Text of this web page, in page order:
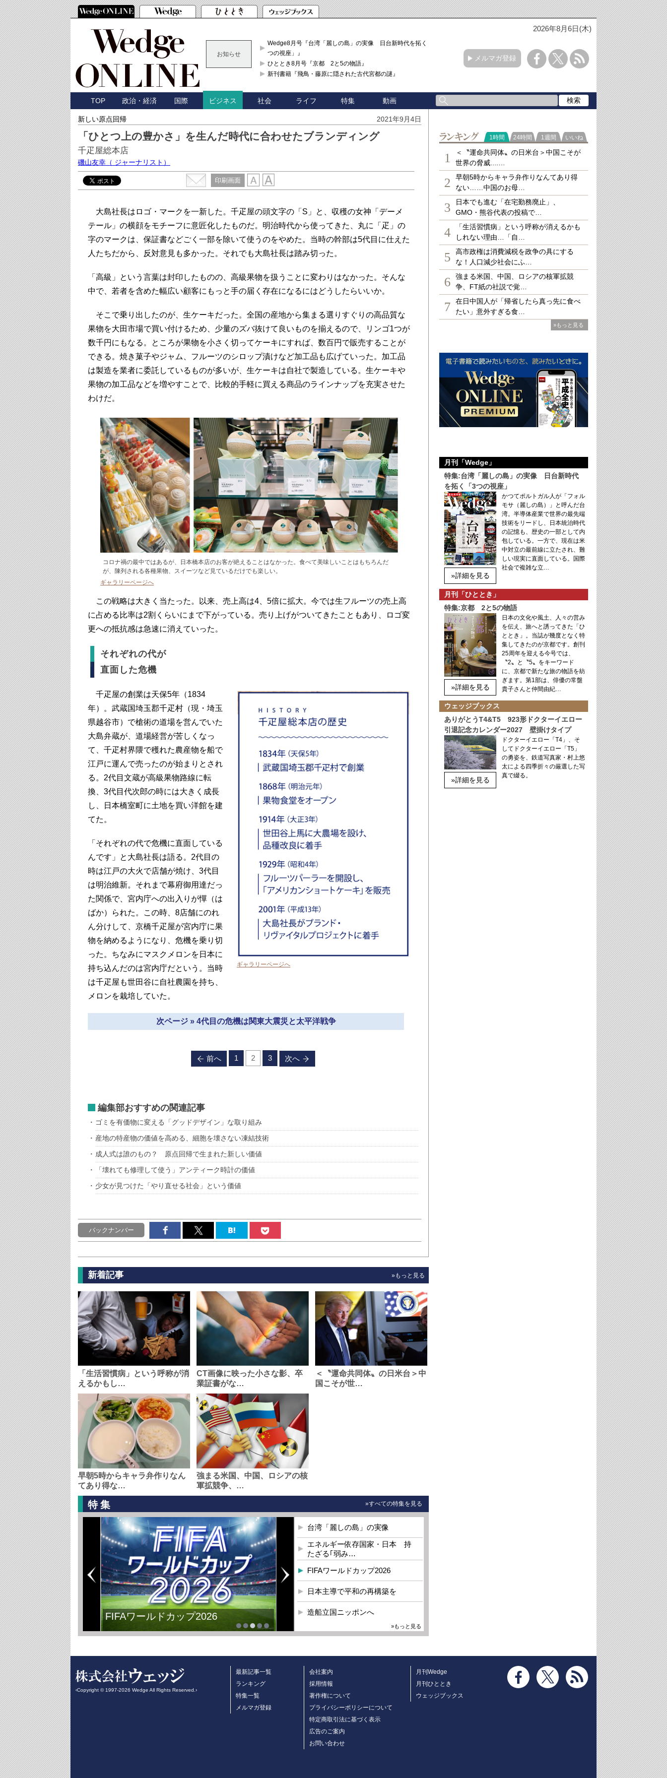
2026年8月6日(木)
お知らせ
Wedge8月号『台湾「麗しの島」の実像 日台新時代を拓く「3
つの視座」』
ひととき8月号『京都 2と5の物語』
新刊書籍『飛鳥・藤原に隠された古代宮都の謎』
メルマガ登録
TOP 政治・経済 国際 ビジネス 社会 ライフ 特集 動画
新しい原点回帰 2021年9月4日
「ひとつ上の豊かさ」を生んだ時代に合わせたブランディング
千疋屋総本店
磯山友幸 （ ジャーナリスト）
印刷画面
大島社長はロゴ・マークを一新した。千疋屋の頭文字の「S」と、収穫の女神「デーメ
テール」の横顔をモチーフに意匠化したものだ。明治時代から使ってきた、丸に「疋」の
字のマークは、保証書などごく一部を除いて使うのをやめた。当時の幹部は5代目に仕えた
人たちだから、反対意見も多かった。それでも大島社長は踏み切った。
「高級」という言葉は封印したものの、高級果物を扱うことに変わりはなかった。そんな
中で、若者を含めた幅広い顧客にもっと手の届く存在になるにはどうしたらいいか。
そこで乗り出したのが、生ケーキだった。全国の産地から集まる選りすぐりの高品質な
果物を大田市場で買い付けるため、少量のズバ抜けて良いものを揃えるので、リンゴ1つが
数千円にもなる。ところが果物を小さく切ってケーキにすれば、数百円で販売することが
できる。焼き菓子やジャム、フルーツのシロップ漬けなど加工品も広げていった。加工品
は製造を業者に委託しているものが多いが、生ケーキは自社で製造している。生ケーキや
果物の加工品などを増やすことで、比較的手軽に買える商品のラインナップを充実させた
わけだ。
コロナ禍の最中ではあるが、日本橋本店のお客が絶えることはなかった。食べて美味しいことはもちろんだ
が、陳列される各種果物、スイーツなど見ているだけでも楽しい。
ギャラリーページへ
この戦略は大きく当たった。以来、売上高は4、5倍に拡大。今では生フルーツの売上高
に占める比率は2割くらいにまで下がっている。売り上げがついてきたこともあり、ロゴ変
更への抵抗感は急速に消えていった。
それぞれの代が
直面した危機
ギャラリーページへ
千疋屋の創業は天保5年（1834
年）。武蔵国埼玉郡千疋村（現・埼玉
県越谷市）で槍術の道場を営んでいた
大島弁蔵が、道場経営が苦しくなっ
て、千疋村界隈で穫れた農産物を船で
江戸に運んで売ったのが始まりとされ
る。2代目文蔵が高級果物路線に転
換、3代目代次郎の時には大きく成長
し、日本橋室町に土地を買い洋館を建
てた。
「それぞれの代で危機に直面している
んです」と大島社長は語る。2代目の
時は江戸の大火で店舗が焼け、3代目
は明治維新。それまで幕府御用達だっ
た関係で、宮内庁への出入りが憚（は
ばか）られた。この時、8店舗にのれ
ん分けして、京橋千疋屋が宮内庁に果
物を納めるようになり、危機を乗り切
った。ちなみにマスクメロンを日本に
持ち込んだのは宮内庁だという。当時
は千疋屋も世田谷に自社農園を持ち、
メロンを栽培していた。
次ページ » 4代目の危機は関東大震災と太平洋戦争
前へ 1 2 3 次へ
編集部おすすめの関連記事
ゴミを有価物に変える「グッドデザイン」な取り組み
産地の特産物の価値を高める、細胞を壊さない凍結技術
成人式は誰のもの？ 原点回帰で生まれた新しい価値
「壊れても修理して使う」アンティーク時計の価値
少女が見つけた「やり直せる社会」という価値
バックナンバー
新着記事 »もっと見る
「生活習慣病」という呼称が消
えるかもし…
CT画像に映った小さな影、卒
業証書がな…
＜〝運命共同体〟の日米台＞中
国こそが世…
早朝5時からキャラ弁作りなん
てあり得な…
強まる米国、中国、ロシアの核
軍拡競争、…
特集 »すべての特集を見る
FIFAワールドカップ2026
台湾「麗しの島」の実像
エネルギー依存国家・日本 持
たざる｢弱み…
FIFAワールドカップ2026
日本主導で平和の再構築を
造船立国ニッポンへ
»もっと見る
ランキング
1時間 24時間 1週間 いいね
1
＜〝運命共同体〟の日米台＞中国こそが
世界の脅威....…
2
早朝5時からキャラ弁作りなんてあり得
ない……中国のお母…
3
日本でも進む「在宅勤務廃止」、
GMO・熊谷代表の投稿で…
4
「生活習慣病」という呼称が消えるかも
しれない理由…「自…
5
高市政権は消費減税を政争の具にする
な！人口減少社会にふ…
6
強まる米国、中国、ロシアの核軍拡競
争、FT紙の社説で覚…
7
在日中国人が「帰省したら真っ先に食べ
たい」意外すぎる食…
»もっと見る
月刊「Wedge」
特集:台湾「麗しの島」の実像 日台新時代
を拓く「3つの視座」
»詳細を見る
かつてポルトガル人が「フォル
モサ（麗しの島）」と呼んだ台
湾。半導体産業で世界の最先端
技術をリードし、日本統治時代
の記憶も、歴史の一部として内
包している。一方で、現在は米
中対立の最前線に立たされ、難
しい現実に直面している。国際
社会で複雑な立…
月刊「ひととき」
特集:京都 2と5の物語
»詳細を見る
日本の文化や風土、人々の営み
を伝え、旅へと誘ってきた「ひ
ととき」。当誌が幾度となく特
集してきたのが京都です。創刊
25周年を迎える今号では、
〝2〟と〝5〟をキーワード
に、京都で新たな旅の物語を紡
ぎます。第1部は、俳優の常盤
貴子さんと仲間由紀…
ウェッジブックス
ありがとうT4&T5 923形ドクターイエロー
引退記念カレンダー2027 壁掛けタイプ
»詳細を見る
ドクターイエロー「T4」、そ
してドクターイエロー「T5」
の勇姿を、鉄道写真家・村上悠
太による四季折々の厳選した写
真で綴る。
‹Copyright © 1997-2026 Wedge All Rights Reserved.›
最新記事一覧
ランキング
特集一覧
メルマガ登録
会社案内
採用情報
著作権について
プライバシーポリシーについて
特定商取引法に基づく表示
広告のご案内
お問い合わせ
月刊Wedge
月刊ひととき
ウェッジブックス